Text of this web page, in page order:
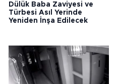
Dülük Baba Zaviyesi ve
Türbesi Asıl Yerinde
Yeniden İnşa Edilecek